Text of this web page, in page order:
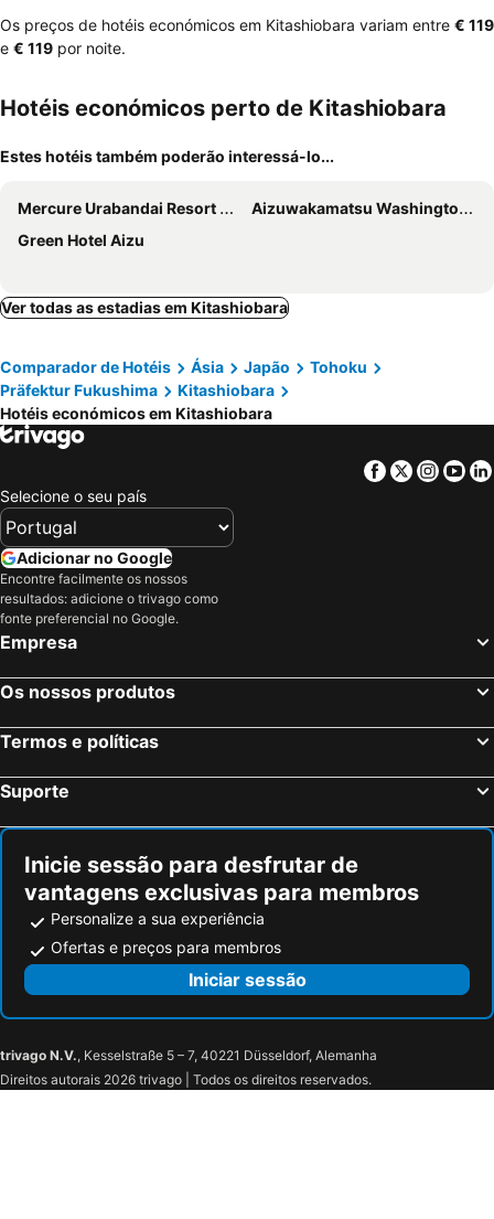
Os preços de hotéis económicos em Kitashiobara variam entre ‎€ 119
e ‎€ 119 por noite.
Hotéis económicos perto de Kitashiobara
Estes hotéis também poderão interessá-lo...
Mercure Urabandai Resort & Spa
Aizuwakamatsu Washington Hotel
Green Hotel Aizu
Ver todas as estadias em Kitashiobara
Comparador de Hotéis Ásia Japão
Tohoku
Präfektur Fukushima
Kitashiobara
Hotéis económicos em Kitashiobara
Facebook
Twitter
Selecione o seu país
Adicionar no Google
Encontre facilmente os nossos
resultados: adicione o trivago como
fonte preferencial no Google.
Empresa
Os nossos produtos
Termos e políticas
Suporte
Inicie sessão para desfrutar de
vantagens exclusivas para membros
Personalize a sua experiência
Ofertas e preços para membros
Iniciar sessão
trivago N.V., Kesselstraße 5 – 7, 40221 Düsseldorf, Alemanha
Direitos autorais 2026 trivago | Todos os direitos reservados.